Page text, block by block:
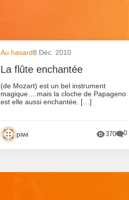
Au hasard8 Déc. 2010
La flûte enchantée
(de Mozart) est un bel instrument
magique….mais la cloche de Papageno
est elle aussi enchantée. […]
piwi 370 0